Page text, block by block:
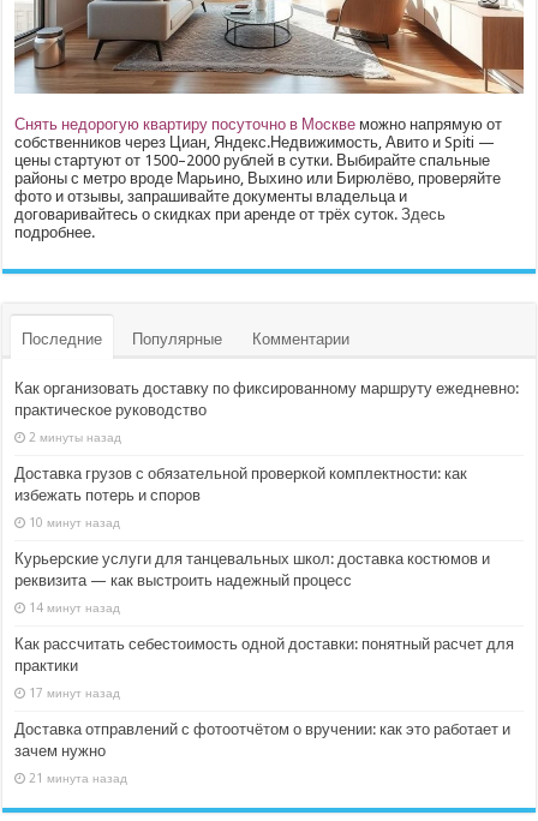
Снять недорогую квартиру посуточно в Москве можно напрямую от
собственников через Циан, Яндекс.Недвижимость, Авито и Spiti —
цены стартуют от 1500–2000 рублей в сутки. Выбирайте спальные
районы с метро вроде Марьино, Выхино или Бирюлёво, проверяйте
фото и отзывы, запрашивайте документы владельца и
договаривайтесь о скидках при аренде от трёх суток.Здесь
подробнее.
Последние Популярные Комментарии
Как организовать доставку по фиксированному маршруту ежедневно:
практическое руководство
2 минуты назад
Доставка грузов с обязательной проверкой комплектности: как
избежать потерь и споров
10 минут назад
Курьерские услуги для танцевальных школ: доставка костюмов и
реквизита — как выстроить надежный процесс
14 минут назад
Как рассчитать себестоимость одной доставки: понятный расчет для
практики
17 минут назад
Доставка отправлений с фотоотчётом о вручении: как это работает и
зачем нужно
21 минута назад